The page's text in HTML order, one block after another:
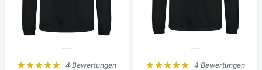
4 Bewertungen 4 Bewertungen